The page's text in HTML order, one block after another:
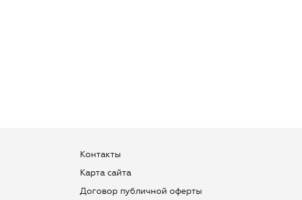
Контакты
Карта сайта
Договор публичной оферты